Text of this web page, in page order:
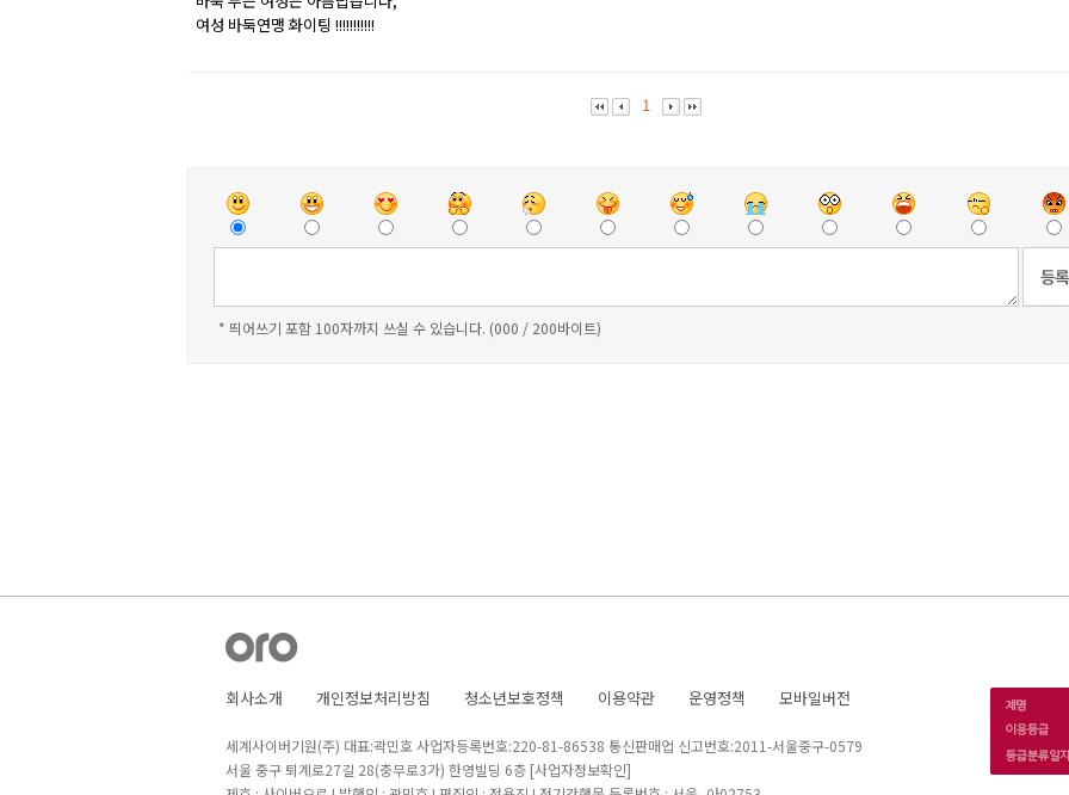
여성 바둑연맹 화이팅 !!!!!!!!!!!
1
* 띄어쓰기 포함 100자까지 쓰실 수 있습니다. (000 / 200바이트)
회사소개 개인정보처리방침 청소년보호정책 이용약관 운영정책 모바일버전
세계사이버기원(주) 대표:곽민호 사업자등록번호:220-81-86538 통신판매업 신고번호:2011-서울중구-0579
서울 중구 퇴계로27길 28(충무로3가) 한영빌딩 6층 [사업자정보확인]